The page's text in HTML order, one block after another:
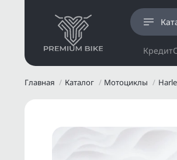
Кредит
Главная Каталог Мотоциклы